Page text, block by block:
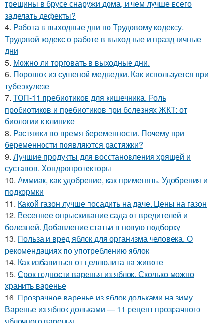
трещины в брусе снаружи дома, и чем лучше всего
заделать дефекты?
4. Работа в выходные дни по Трудовому кодексу.
Трудовой кодекс о работе в выходные и праздничные
дни
5. Можно ли торговать в выходные дни.
6. Порошок из сушеной медведки. Как используется при
туберкулезе
7. ТОП-11 пребиотиков для кишечника. Роль
пробиотиков и пребиотиков при болезнях ЖКТ: от
биологии к клинике
8. Растяжки во время беременности. Почему при
беременности появляются растяжки?
9. Лучшие продукты для восстановления хрящей и
суставов. Хондропротекторы
10. Аммиак, как удобрение, как применять. Удобрения и
подкормки
11. Какой газон лучше посадить на даче. Цены на газон
12. Весеннее опрыскивание сада от вредителей и
болезней. Добавление статьи в новую подборку
13. Польза и вред яблок для организма человека. О
рекомендациях по употреблению яблок
14. Как избавиться от целлюлита на животе
15. Срок годности варенья из яблок. Сколько можно
хранить варенье
16. Прозрачное варенье из яблок дольками на зиму.
Варенье из яблок дольками — 11 рецепт прозрачного